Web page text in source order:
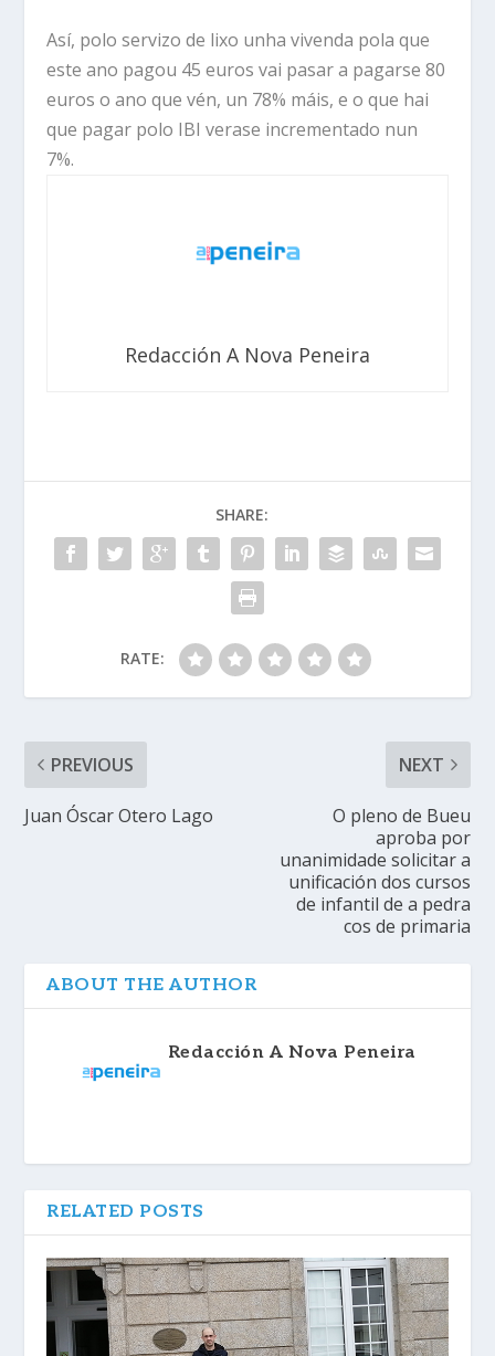
Así, polo servizo de lixo unha vivenda pola que
este ano pagou 45 euros vai pasar a pagarse 80
euros o ano que vén, un 78% máis, e o que hai
que pagar polo IBI verase incrementado nun
7%.
Redacción A Nova Peneira
SHARE:
RATE:
PREVIOUS
Juan Óscar Otero Lago
NEXT
O pleno de Bueu
aproba por
unanimidade solicitar a
unificación dos cursos
de infantil de a pedra
cos de primaria
ABOUT THE AUTHOR
Redacción A Nova Peneira
RELATED POSTS